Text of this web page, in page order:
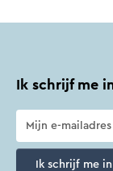
Ik schrijf me
Ik schrijf me in